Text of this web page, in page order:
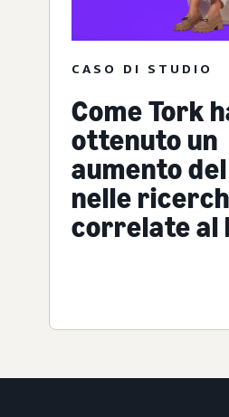
CASO DI STUDIO
Come Tork
ottenuto un
aumento
nelle
correlate al